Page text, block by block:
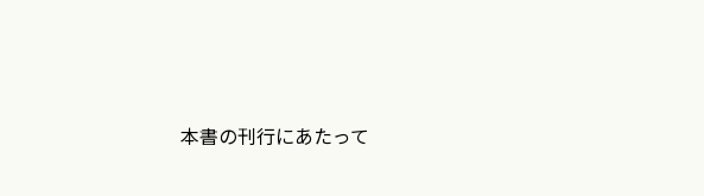
本書の刊行にあたって